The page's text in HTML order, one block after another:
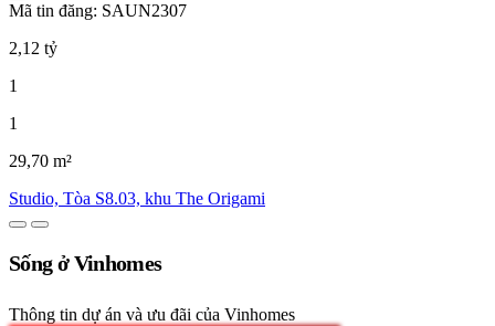
Mã tin đăng: SAUN2307
2,12 tỷ
1
1
29,70 m²
Studio, Tòa S8.03, khu The Origami
Sống ở Vinhomes
Thông tin dự án và ưu đãi của Vinhomes